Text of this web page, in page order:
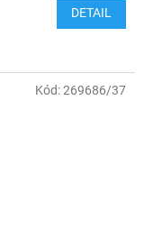
DETAIL
Kód:269686/37